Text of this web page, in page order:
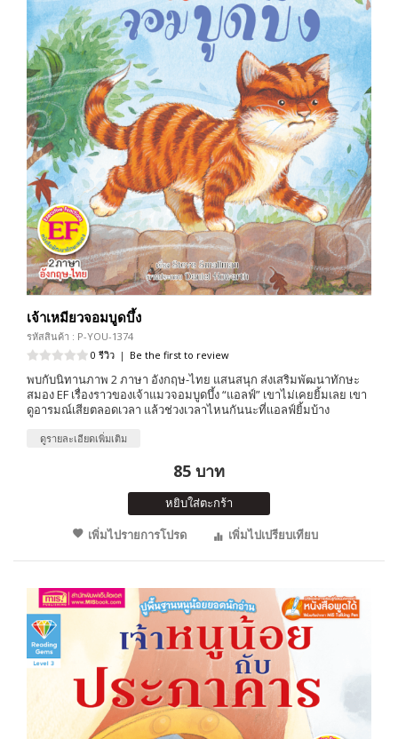
เจ้าเหมียวจอมบูดบึ้ง
รหัสสินค้า : P-YOU-1374
0 รีวิว | Be the first to review
พบกับนิทานภาพ 2 ภาษา อังกฤษ-ไทย แสนสนุก ส่งเสริมพัฒนาทักษะ
สมอง EF เรื่องราวของเจ้าแมวจอมบูดบึ้ง “แอลฟ์” เขาไม่เคยยิ้มเลย เขา
ดูอารมณ์เสียตลอดเวลา แล้วช่วงเวลาไหนกันนะที่เเอลฟ์ยิ้มบ้าง
ดูรายละเอียดเพิ่มเติม
85 บาท
หยิบใส่ตะกร้า
เพิ่มไปรายการโปรด
เพิ่มไปเปรียบเทียบ